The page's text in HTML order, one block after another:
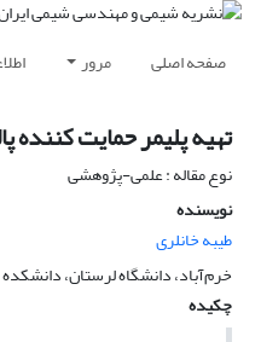
صفحه اصلی مرور
تهیه پلیمر حمایت کننده
نوع مقاله : علمی-پژوهشی
نویسنده
طیبه خانلری
خرم‌آباد، دانشگاه لرستان،
چکیده